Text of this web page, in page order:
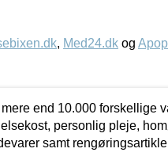
, Med24.dk og
end 10.000 forskellige
personlig pleje,
samt